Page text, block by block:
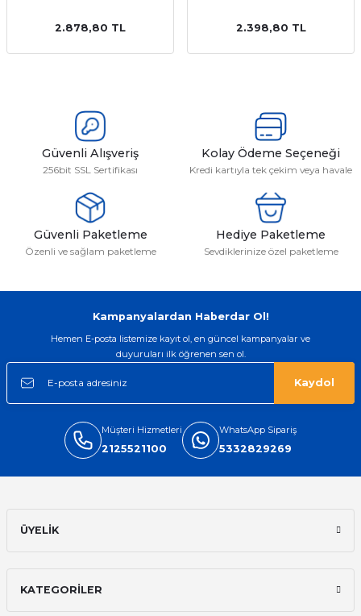
2.878,80 TL 2.398,80 TL
Güvenli Alışveriş
256bit SSL Sertifikası
Kolay Ödeme Seçeneği
Kredi kartıyla tek çekim veya havale
Güvenli Paketleme
Özenli ve sağlam paketleme
Hediye Paketleme
Sevdiklerinize özel paketleme
Kampanyalardan Haberdar Ol!
Hemen E-posta listemize kayıt ol, en güncel kampanyalar ve
duyuruları ilk öğrenen sen ol.
Kaydol
Müşteri Hizmetleri
2125521100
WhatsApp Sipariş
5332829269
ÜYELİK
KATEGORİLER